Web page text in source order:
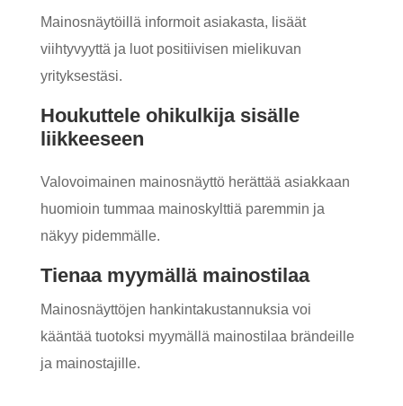
Mainosnäytöillä informoit asiakasta, lisäät
viihtyvyyttä ja luot positiivisen mielikuvan
yrityksestäsi.
Houkuttele ohikulkija sisälle
liikkeeseen
Valovoimainen mainosnäyttö herättää asiakkaan
huomioin tummaa mainoskylttiä paremmin ja
näkyy pidemmälle.
Tienaa myymällä mainostilaa
Mainosnäyttöjen hankintakustannuksia voi
kääntää tuotoksi myymällä mainostilaa brändeille
ja mainostajille.